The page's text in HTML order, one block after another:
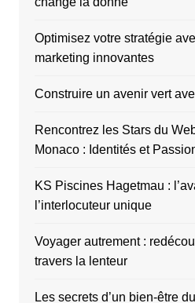
Optimisez votre stratégie
marketing innovantes
Construire un avenir vert
Rencontrez les Stars du
Monaco : Identités et
KS Piscines Hagetmau :
l’interlocuteur unique
Voyager autrement :
travers la lenteur
Les secrets d’un bien-être